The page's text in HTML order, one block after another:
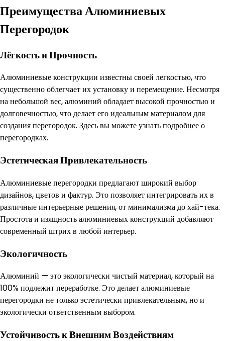
Преимущества Алюминиевых
Перегородок
Лёгкость и Прочность
Алюминиевые конструкции известны своей легкостью, что
существенно облегчает их установку и перемещение. Несмотря
на небольшой вес, алюминий обладает высокой прочностью и
долговечностью, что делает его идеальным материалом для
создания перегородок. Здесь вы можете узнатьподробнеео
перегородках.
Эстетическая Привлекательность
Алюминиевые перегородки предлагают широкий выбор
дизайнов, цветов и фактур. Это позволяет интегрировать их в
различные интерьерные решения, от минимализма до хай-тека.
Простота и изящность алюминиевых конструкций добавляют
современный штрих в любой интерьер.
Экологичность
Алюминий — это экологически чистый материал, который на
100% подлежит переработке. Это делает алюминиевые
перегородки не только эстетически привлекательным, но и
экологически ответственным выбором.
Устойчивость к Внешним Воздействиям